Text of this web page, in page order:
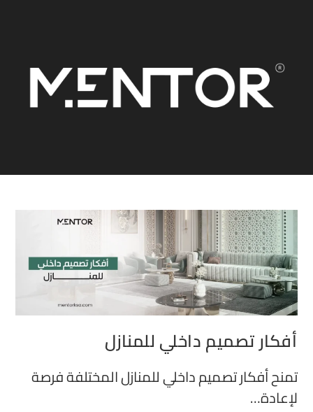
أفكار تصميم داخلي للمنازل
تمنح أفكار تصميم داخلي للمنازل المختلفة فرصة
لإعادة…